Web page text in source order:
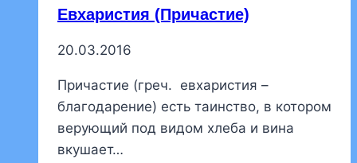
кукольный
Евхаристия (Причастие)
20.03.2016
Причастие (греч. евхаристия –
благодарение) есть таинство, в котором
верующий под видом хлеба и вина
вкушает…